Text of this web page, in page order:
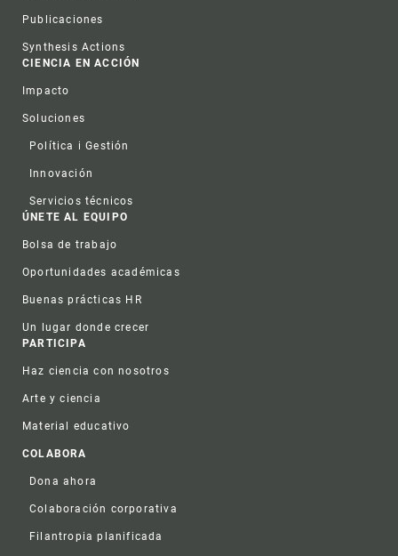
Publicaciones
Synthesis Actions
CIENCIA EN ACCIÓN
Impacto
Soluciones
Política i Gestión
Innovación
Servicios técnicos
ÚNETE AL EQUIPO
Bolsa de trabajo
Oportunidades académicas
Buenas prácticas HR
Un lugar donde crecer
PARTICIPA
Haz ciencia con nosotros
Arte y ciencia
Material educativo
COLABORA
Dona ahora
Colaboración corporativa
Filantropia planificada